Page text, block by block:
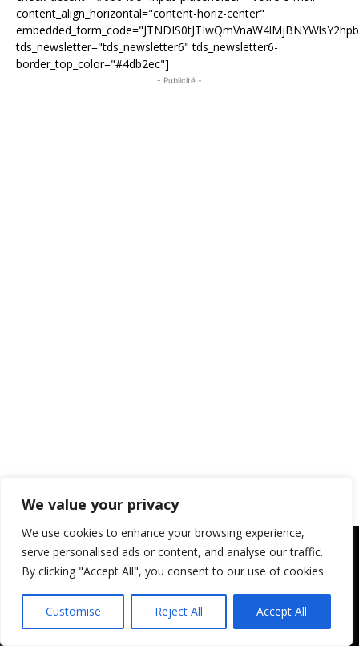
We value your privacy
We use cookies to enhance your browsing experience,
serve personalised ads or content, and analyse our traffic.
By clicking "Accept All", you consent to our use of cookies.
Customise Reject All Accept All
content_align_horizontal="content-horiz-center"
tds_newsletter="tds_newsletter6" tds_newsletter6-
border_top_color="#4db2ec"]
- Publicité -
CATÉGORIES
ACTUALITÉ VAL-DE-TRAVERS
SPORT 935